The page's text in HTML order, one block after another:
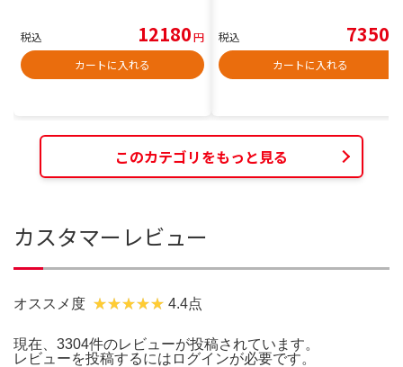
税込 12180円
カートに入れる
税込 7350
カートに入れる
このカテゴリをもっと見る
カスタマーレビュー
オススメ度 4.4点
現在、3304件のレビューが投稿されています。
レビューを投稿するには ログインが必要です。